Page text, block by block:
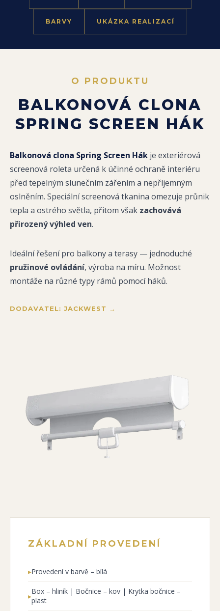
BARVY UKÁZKA REALIZACÍ
O PRODUKTU
BALKONOVÁ CLONA
SPRING SCREEN HÁK
Balkonová clona Spring Screen Hák je exteriérová
screenová roleta určená k účinné ochraně interiéru
před tepelným slunečním zářením a nepříjemným
oslněním. Speciální screenová tkanina omezuje průnik
tepla a ostrého světla, přitom však zachovává
přirozený výhled ven.
Ideální řešení pro balkony a terasy — jednoduché
pružinové ovládání, výroba na míru. Možnost
montáže na různé typy rámů pomocí háků.
DODAVATEL: JACKWEST →
ZÁKLADNÍ PROVEDENÍ
▸Provedení v barvě – bílá
▸Box – hliník | Bočnice – kov | Krytka bočnice –
plast